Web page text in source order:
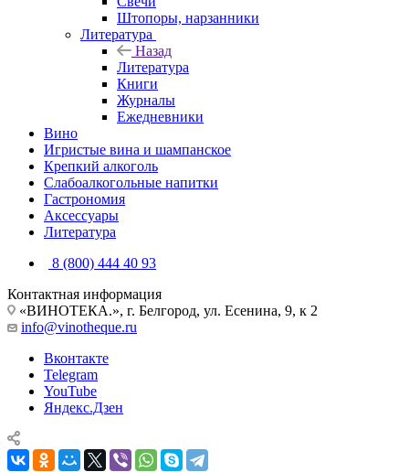
Штопоры, нарзанники
Литература
Назад
Литература
Книги
Журналы
Ежедневники
Вино
Игристые вина и шампанское
Крепкий алкоголь
Слабоалкогольные напитки
Гастрономия
Аксессуары
Литература
8 (800) 444 40 93
Контактная информация
«ВИНОТЕКА.», г. Белгород, ул. Есенина, 9, к 2
info@vinotheque.ru
Вконтакте
Telegram
YouTube
Яндекс.Дзен